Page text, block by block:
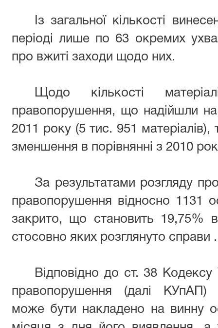
Із загальної кількості
періоді лише по 63 окремих
про вжиті заходи щодо них.
Щодо кількості
правопорушення, що надійшли
2011 року (5 тис. 951 матеріалів),
зменшення в порівнянні з 2010
За результатами розгляду
правопорушення відносно 1131
закрито, що становить 19,75%
стосовно яких розглянуто справи .
Відповідно до ст. 38 Кодексу
правопорушення (далі КУпАП)
може бути накладено на винну